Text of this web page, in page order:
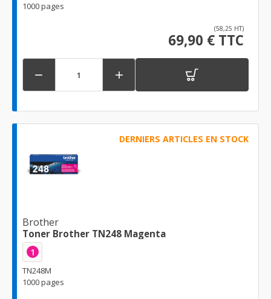
1000 pages
(58,25 HT)
69,90 € TTC
 
DERNIERS ARTICLES EN STOCK
Brother
Toner Brother TN248 Magenta
1
TN248M
1000 pages